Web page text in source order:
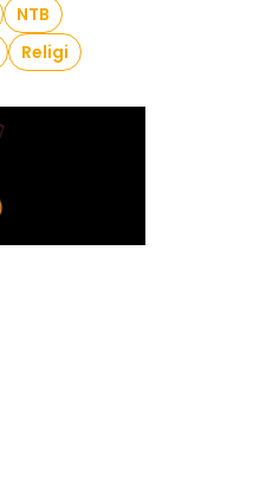
NTB
Religi